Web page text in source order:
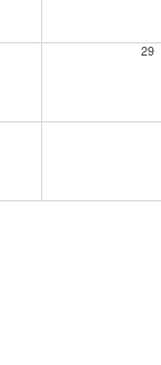
29